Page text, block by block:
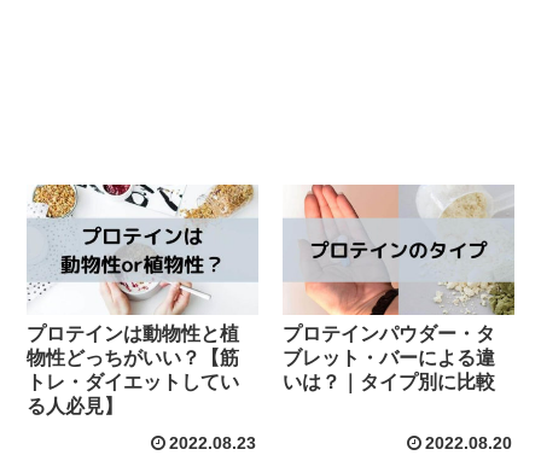
プロテインは動物性と植
物性どっちがいい？【筋
トレ・ダイエットしてい
る人必見】
2022.08.23
プロテインパウダー・タ
ブレット・バーによる違
いは？｜タイプ別に比較
2022.08.20